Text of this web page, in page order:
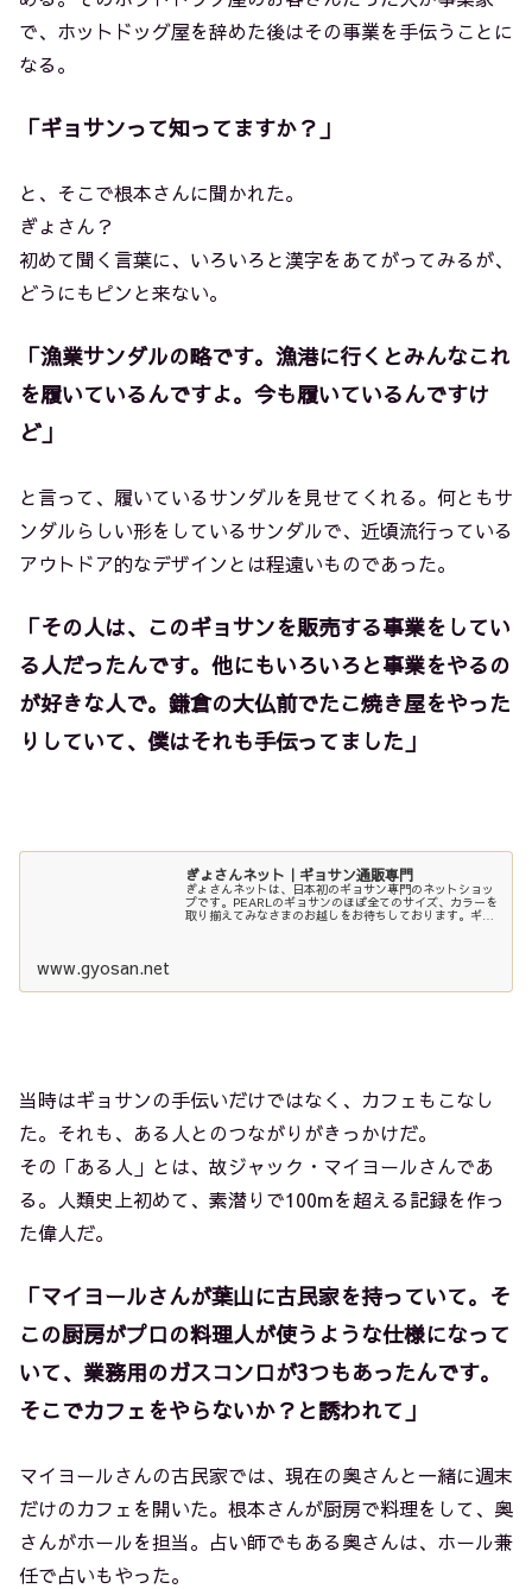
で、ホットドッグ屋を辞めた後はその事業を手伝うことに
なる。
「ギョサンって知ってますか？」
と、そこで根本さんに聞かれた。
ぎょさん？
初めて聞く言葉に、いろいろと漢字をあてがってみるが、
どうにもピンと来ない。
「漁業サンダルの略です。漁港に行くとみんなこれ
を履いているんですよ。今も履いているんですけ
ど」
と言って、履いているサンダルを見せてくれる。何ともサ
ンダルらしい形をしているサンダルで、近頃流行っている
アウトドア的なデザインとは程遠いものであった。
「その人は、このギョサンを販売する事業をしてい
る人だったんです。他にもいろいろと事業をやるの
が好きな人で。鎌倉の大仏前でたこ焼き屋をやった
りしていて、僕はそれも手伝ってました」
ぎょさんネット｜ギョサン通販専門
ぎょさんネットは、日本初のギョサン専門のネットショッ
プです。PEARLのギョサンのほぼ全てのサイズ、カラーを
取り揃えてみなさまのお越しをお待ちしております。ギョ
www.gyosan.net
当時はギョサンの手伝いだけではなく、カフェもこなし
た。それも、ある人とのつながりがきっかけだ。
その「ある人」とは、故ジャック・マイヨールさんであ
る。人類史上初めて、素潜りで100mを超える記録を作っ
た偉人だ。
「マイヨールさんが葉山に古民家を持っていて。そ
この厨房がプロの料理人が使うような仕様になって
いて、業務用のガスコンロが3つもあったんです。
そこでカフェをやらないか？と誘われて」
マイヨールさんの古民家では、現在の奥さんと一緒に週末
だけのカフェを開いた。根本さんが厨房で料理をして、奥
さんがホールを担当。占い師でもある奥さんは、ホール兼
任で占いもやった。